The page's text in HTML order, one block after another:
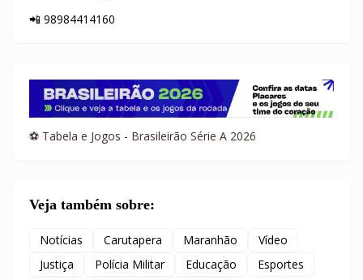
📲 98984414160
⚽ Tabela e Jogos - Brasileirão Série A 2026
Veja também sobre:
Notícias Carutapera Maranhão
Vídeo
Justiça
Polícia Militar Educação
Esportes